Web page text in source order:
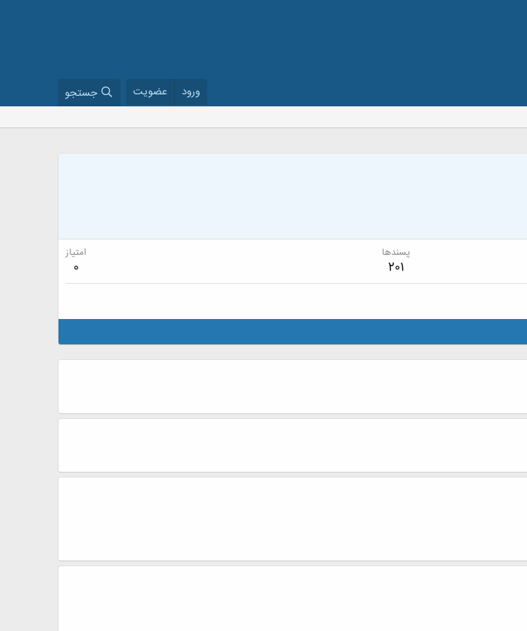
ورود عضویت جستجو
پسندها
201
امتیاز
0